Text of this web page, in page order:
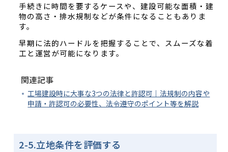
手続きに時間を要するケースや、建設可能な面積・建
物の高さ・排水規制などが条件になることもありま
す。
早期に法的ハードルを把握することで、スムーズな着
工と運営が可能になります。
関連記事
工場建設時に大事な3つの法律と許認可｜法規制の内容や
申請・許認可の必要性、法令遵守のポイント等を解説
2-5.立地条件を評価する